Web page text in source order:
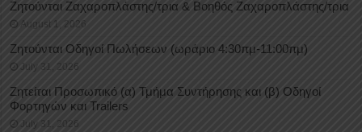
Ζητούνται Ζαχαροπλάστης/τρια & Βοηθός Ζαχαροπλάστης/τρια
August 1, 2026
Ζητούνται Οδηγοί Πωλήσεων (ωράριο 4:30πμ-11:00πμ)
July 31, 2026
Ζητείται Προσωπικό (α) Τμήμα Συντήρησης και (β) Οδηγοί
Φορτηγών και Trailers
July 31, 2026